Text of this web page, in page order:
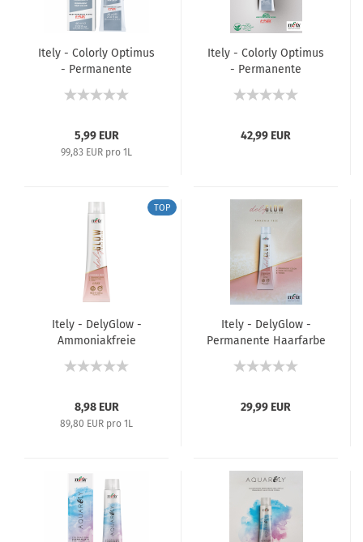
Itely - Colorly Optimus
- Permanente
5,99 EUR
99,83 EUR pro 1L
Itely - Colorly Optimus
- Permanente
42,99 EUR
TOP
Itely - DelyGlow -
Ammoniakfreie
/ Semi-Permanente
- 100 ml
8,98 EUR
89,80 EUR pro 1L
Itely - DelyGlow -
Permanente Haarfarbe
Tönung - Farbkarte
29,99 EUR